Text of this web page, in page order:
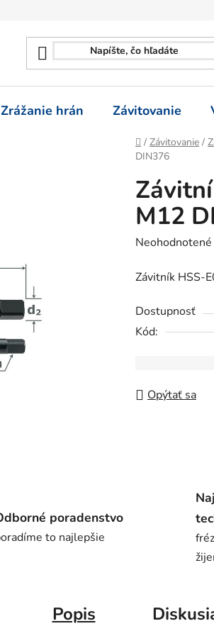
Zrážanie hrán Závitovanie
Domov
/ Závitovanie /
DIN376
M12
Priemerné
produktu
0,0
z
Neohodnotené
Závitník HSS-
Dostupnosť
Kód:
Opýtať sa
poradenstvo
to najlepšie
Popis